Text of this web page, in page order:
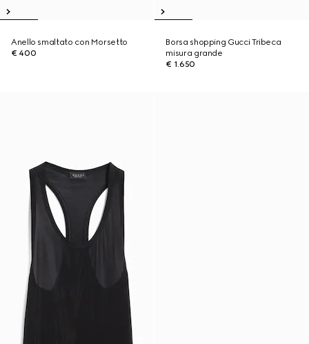
Anello smaltato con Morsetto
€ 400
Borsa shopping Gucci Tribeca
misura grande
€ 1.650